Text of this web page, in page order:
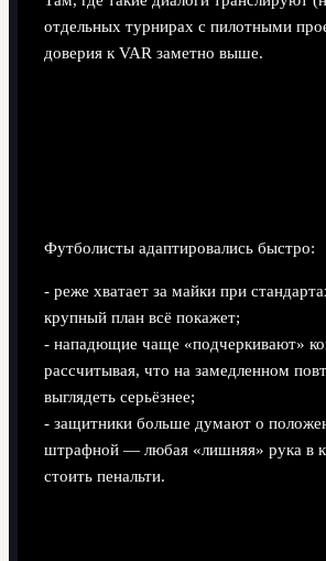
отдельных турнирах с пилотными
доверия к VAR заметно выше.
Футболисты адаптировались быстро:
- реже хватает за майки при
крупный план всё покажет;
- нападющие чаще «подчеркивают»
рассчитывая, что на замедленном
выглядеть серьёзнее;
- защитники больше думают о
штрафной — любая «лишняя» рука в
стоить пенальти.